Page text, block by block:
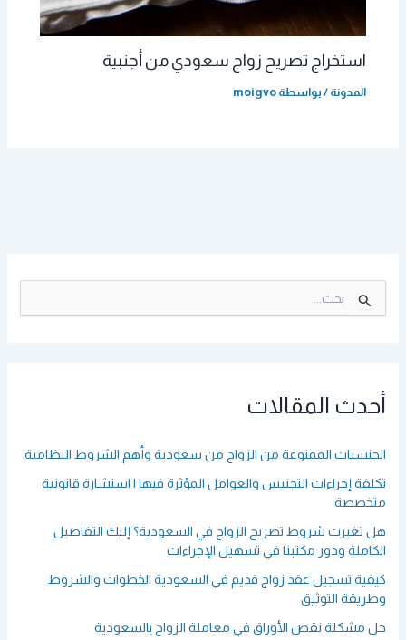
استخراج تصريح زواج سعودي من أجنبية
المدونة / بواسطة moigvo
ل
ع
ن
أحدث المقالات
الجنسيات الممنوعة من الزواج من سعودية وأهم الشروط النظامية
تكلفة إجراءات التجنيس والعوامل المؤثرة فيها | استشارة قانونية
متخصصة
هل تغيرت شروط تصريح الزواج في السعودية؟ إليك التفاصيل
الكاملة ودور مكتبنا في تسهيل الإجراءات
كيفية تسجيل عقد زواج قديم في السعودية الخطوات والشروط
وطريقة التوثيق
حل مشكلة نقص الأوراق في معاملة الزواج بالسعودية